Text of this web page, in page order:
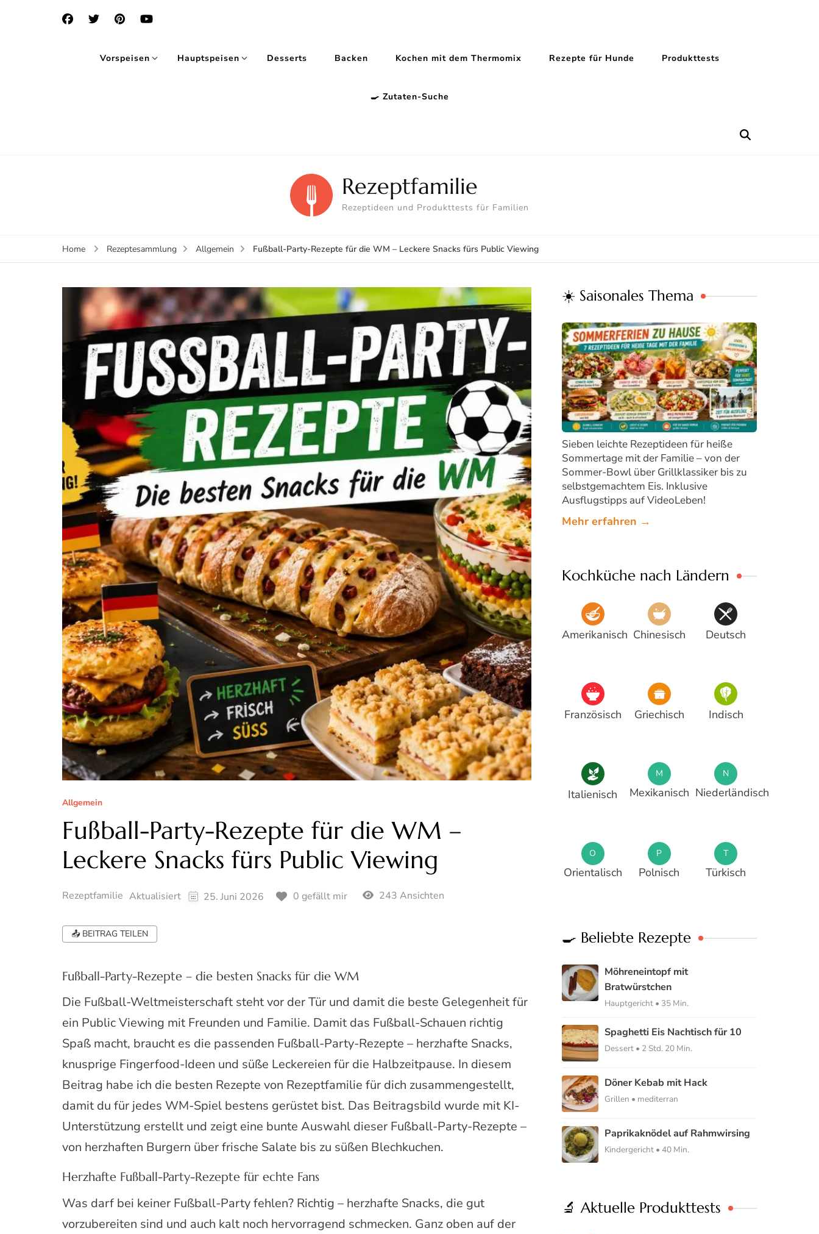
Vorspeisen Hauptspeisen Desserts Backen Kochen mit dem Thermomix Rezepte für Hunde Produkttests
🍳 Zutaten-Suche
Rezeptfamilie
Rezeptideen und Produkttests für Familien
Home Rezeptesammlung Allgemein Fußball-Party-Rezepte für die WM – Leckere Snacks fürs Public Viewing
Allgemein
Fußball-Party-Rezepte für die WM –
Leckere Snacks fürs Public Viewing
Rezeptfamilie Aktualisiert 25. Juni 2026 0 gefällt mir 243 Ansichten
📤 BEITRAG TEILEN
Fußball-Party-Rezepte – die besten Snacks für die WM
Die Fußball-Weltmeisterschaft steht vor der Tür und damit die beste Gelegenheit für
ein Public Viewing mit Freunden und Familie. Damit das Fußball-Schauen richtig
Spaß macht, braucht es die passenden Fußball-Party-Rezepte – herzhafte Snacks,
knusprige Fingerfood-Ideen und süße Leckereien für die Halbzeitpause. In diesem
Beitrag habe ich die besten Rezepte von Rezeptfamilie für dich zusammengestellt,
damit du für jedes WM-Spiel bestens gerüstet bist. Das Beitragsbild wurde mit KI-
Unterstützung erstellt und zeigt eine bunte Auswahl dieser Fußball-Party-Rezepte –
von herzhaften Burgern über frische Salate bis zu süßen Blechkuchen.
Herzhafte Fußball-Party-Rezepte für echte Fans
Was darf bei keiner Fußball-Party fehlen? Richtig – herzhafte Snacks, die gut
vorzubereiten sind und auch kalt noch hervorragend schmecken. Ganz oben auf der
☀️ Saisonales Thema
Sieben leichte Rezeptideen für heiße
Sommertage mit der Familie – von der
Sommer-Bowl über Grillklassiker bis zu
selbstgemachtem Eis. Inklusive
Ausflugstipps auf VideoLeben!
Mehr erfahren →
Kochküche nach Ländern
Amerikanisch Chinesisch Deutsch
Französisch Griechisch Indisch
Italienisch
M
Mexikanisch
N
Niederländisch
O
Orientalisch
P
Polnisch
T
Türkisch
🍳 Beliebte Rezepte
Möhreneintopf mit
Bratwürstchen
Hauptgericht • 35 Min.
Spaghetti Eis Nachtisch für 10
Dessert • 2 Std. 20 Min.
Döner Kebab mit Hack
Grillen • mediterran
Paprikaknödel auf Rahmwirsing
Kindergericht • 40 Min.
🔬 Aktuelle Produkttests